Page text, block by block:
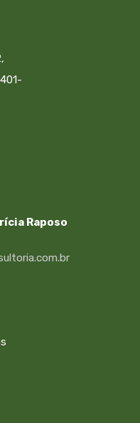
Raposo